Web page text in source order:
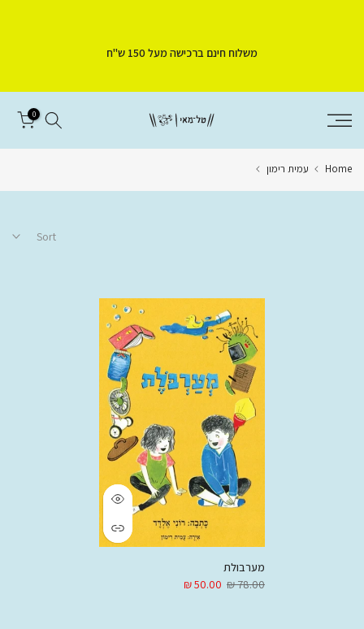
משלוח חינם ברכישה מעל 150 ש"ח
0
Home עמית רימון
Sort
מערבולת
78.00 ₪
50.00 ₪